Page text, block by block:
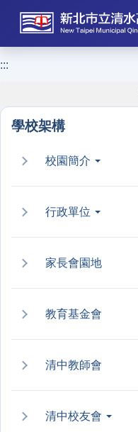
到
塊
:::
學校架構
校園簡介
行政單位
家長會園地
教育基金會
清中教師會
清中校友會